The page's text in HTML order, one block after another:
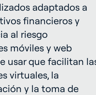
adaptados a
financieros y
al riesgo
móviles y web
usar que facilitan
virtuales, la
y la toma de